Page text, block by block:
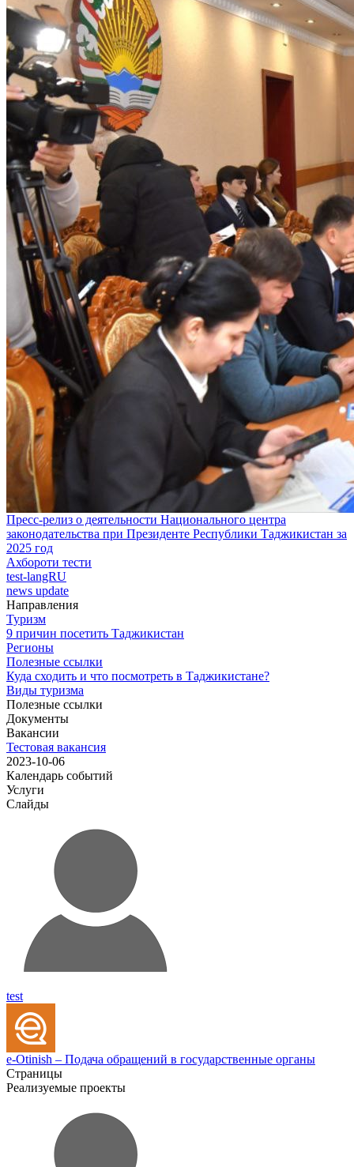
Пресс-релиз о деятельности Национального центра
законодательства при Президенте Республики Таджикистан за
2025 год
Ахбороти тести
test-langRU
news update
Направления
Туризм
9 причин посетить Таджикистан
Регионы
Полезные ссылки
Куда сходить и что посмотреть в Таджикистане?
Виды туризма
Полезные ссылки
Документы
Вакансии
Тестовая вакансия
2023-10-06
Календарь событий
Услуги
Слайды
test
e-Otinish – Подача обращений в государственные органы
Страницы
Реализуемые проекты